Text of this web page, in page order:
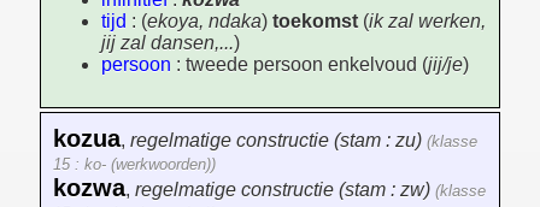
tijd : (ekoya, ndaka) toekomst (ik zal werken,
jij zal dansen,...)
persoon : tweede persoon enkelvoud (jij/je)
kozua, regelmatige constructie (stam : zu) (klasse
15 : ko- (werkwoorden))
kozwa, regelmatige constructie (stam : zw) (klasse